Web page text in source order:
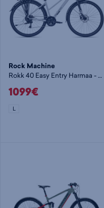
Rock Machine
Rokk 40 Easy Entry Harmaa - polkupyörä
1099€
L